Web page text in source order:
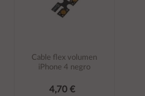
Cable flex volumen
iPhone 4 negro
4,70 €